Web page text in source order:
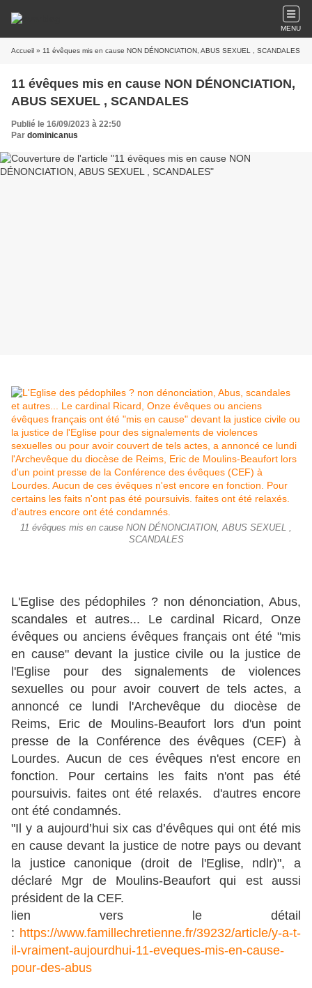
MENU
Accueil » 11 évêques mis en cause NON DÉNONCIATION, ABUS SEXUEL , SCANDALES
11 évêques mis en cause NON DÉNONCIATION,
ABUS SEXUEL , SCANDALES
Publié le 16/09/2023 à 22:50
Par dominicanus
11 évêques mis en cause NON DÉNONCIATION, ABUS SEXUEL ,
SCANDALES
L'Eglise des pédophiles ? non dénonciation, Abus,
scandales et autres... Le cardinal Ricard, Onze
évêques ou anciens évêques français ont été "mis
en cause" devant la justice civile ou la justice de
l'Eglise pour des signalements de violences
sexuelles ou pour avoir couvert de tels actes, a
annoncé ce lundi l'Archevêque du diocèse de
Reims, Eric de Moulins-Beaufort lors d'un point
presse de la Conférence des évêques (CEF) à
Lourdes. Aucun de ces évêques n'est encore en
fonction. Pour certains les faits n'ont pas été
poursuivis. faites ont été relaxés. d'autres encore
ont été condamnés.
"Il y a aujourd’hui six cas d’évêques qui ont été mis
en cause devant la justice de notre pays ou devant
la justice canonique (droit de l'Eglise, ndlr)", a
déclaré Mgr de Moulins-Beaufort qui est aussi
président de la CEF.
lien vers le détail
: https://www.famillechretienne.fr/39232/article/y-a-t-
il-vraiment-aujourdhui-11-eveques-mis-en-cause-
pour-des-abus